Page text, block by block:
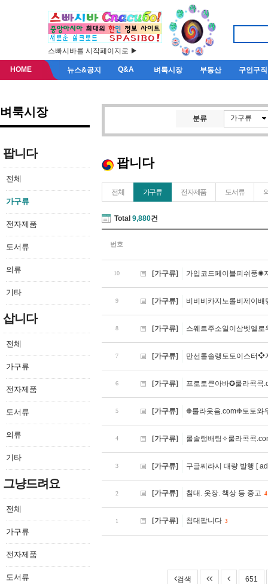
스빠시바를 시작페이지로 ▶
HOME 뉴스&공지 Q&A 벼룩시장 부동산 구인구직
벼룩시장
팝니다
전체
가구류
전자제품
도서류
의류
기타
삽니다
전체
가구류
전자제품
도서류
의류
기타
그냥드려요
전체
가구류
전자제품
도서류
분류 가구류
팝니다
전체 가구류 전자제품 도서류
Total 9,880건
번호
10 [가구류] 가입코드페이블피쉬풍✺
9 [가구류] 비비비카지노롤비제이
8 [가구류] 스웨트주소일이삼벳엘
7 [가구류] 만선롤솔랭토토이스터❖
6 [가구류] 프로토큰아바✪룰라콕콕
5 [가구류] ❉룰라웃음.com❉토토와
4 [가구류] 롤솔랭배팅✧룰라콕콕
3 [가구류] 구글찌라시 대량 발행 [
2 [가구류] 침대. 옷장. 책상 등 중고 4
1 [가구류] 침대팝니다 3
검색 651